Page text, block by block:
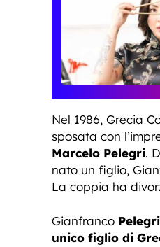
Nel 1986, Grecia
sposata con
Marcelo Pelegri.
nato un figlio,
La coppia ha
Gianfranco
unico figlio di